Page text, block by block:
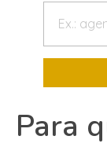
Para